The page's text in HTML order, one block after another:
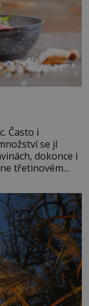
Často i
se jí
dokonce i
třetinovém
pro